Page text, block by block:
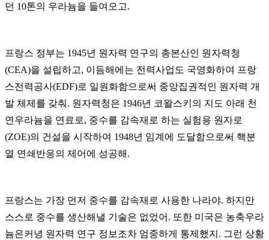
던 10톤의 우라늄을 들여오고.
프랑스 정부는 1945년 원자력 연구의 총본산인 원자력청
(CEA)을 설립하고, 이듬해에는 전력사업도 국영화하여 프랑
스전력공사(EDF)로 일원화함으로써 중앙집권적인 원자력 개
발 체제를 갖춰. 원자력청은 1946년 코왈스키의 지도 아래 천
연우라늄을 연료로, 중수를 감속재로 하는 실험용 원자로
(ZOE)의 건설을 시작하여 1948년 임계에 도달함으로써 핵분
열 연쇄반응의 제어에 성공해.
프랑스는 가장 먼저 중수를 감속재로 사용한 나라야. 하지만
스스로 중수를 생산해낼 기술은 없었어. 또한 미국은 농축우라
늄은커녕 원자력 연구 정보조차 엄중하게 통제했지. 그런 상황